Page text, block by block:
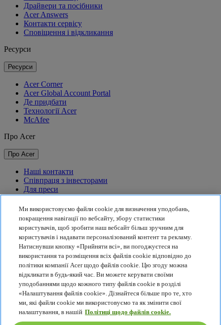
Драйвери та посібники
Acer Answers
Контакти сервісу
Сповіщення і відкликання
Ресурси
Ресурси
Acer Corner
Acer Global Account Portal
Де придбати
Технології Acer
McAfee
Про Acer
Про Acer
Наші контакти
Співпраця з інвесторами
Для преси
Нагороди
Події
Сталий розвиток
Сталий розвиток
Корпоративна соціальна відповідальність
Вуглецевий слід товарів
Проєкт Project Humanity
Earthion
Політика конфіденційності
Політика використання файлів cookie
Правова інформація
Ми використовуємо файли cookie для визначення уподобань,
покращення навігації по вебсайту, збору статистики
користувачів, щоб зробити наш вебсайт більш зручним для
користувачів і надавати персоналізований контент та рекламу.
Натиснувши кнопку «Прийняти всі», ви погоджуєтеся на
використання та розміщення всіх файлів cookie відповідно до
політики компанії Acer щодо файлів cookie. Цю згоду можна
відкликати в будь-який час. Ви можете керувати своїми
уподобаннями щодо кожного типу файлів cookie в розділі
«Налаштування файлів cookie». Дізнайтеся більше про те, хто
ми, які файли cookie ми використовуємо та як змінити свої
налаштування, в нашій Політиці щодо файлів cookie.